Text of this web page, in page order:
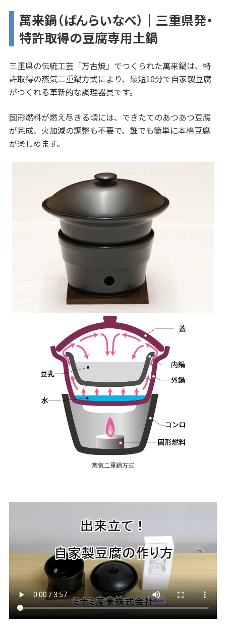
萬来鍋（ばんらいなべ）｜三重県発・
特許取得の豆腐専用土鍋
三重県の伝統工芸「万古焼」でつくられた萬来鍋は、特
許取得の蒸気二重鍋方式により、最短10分で自家製豆腐
がつくれる革新的な調理器具です。
固形燃料が燃え尽きる頃には、できたてのあつあつ豆腐
が完成。火加減の調整も不要で、誰でも簡単に本格豆腐
が楽しめます。
蒸気二重鍋方式